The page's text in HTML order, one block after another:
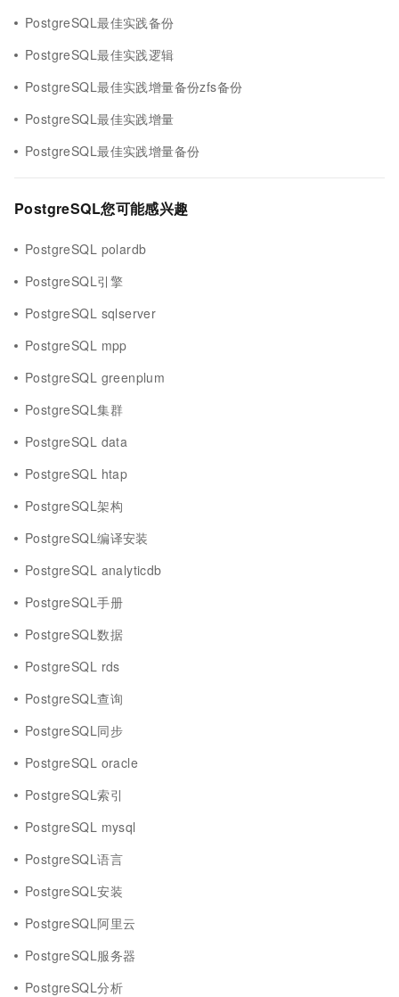
PostgreSQL最佳实践备份
PostgreSQL最佳实践逻辑
PostgreSQL最佳实践增量备份zfs备份
PostgreSQL最佳实践增量
PostgreSQL最佳实践增量备份
PostgreSQL您可能感兴趣
PostgreSQL polardb
PostgreSQL引擎
PostgreSQL sqlserver
PostgreSQL mpp
PostgreSQL greenplum
PostgreSQL集群
PostgreSQL data
PostgreSQL htap
PostgreSQL架构
PostgreSQL编译安装
PostgreSQL analyticdb
PostgreSQL手册
PostgreSQL数据
PostgreSQL rds
PostgreSQL查询
PostgreSQL同步
PostgreSQL oracle
PostgreSQL索引
PostgreSQL mysql
PostgreSQL语言
PostgreSQL安装
PostgreSQL阿里云
PostgreSQL服务器
PostgreSQL分析